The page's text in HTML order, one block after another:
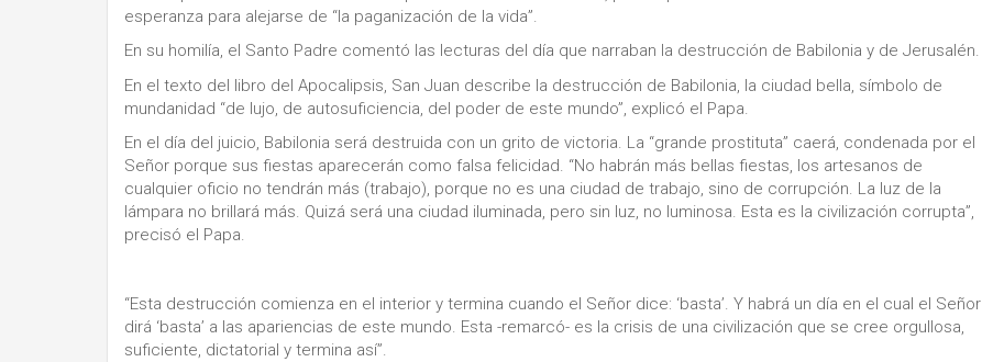
esperanza para alejarse de “la paganización de la vida”.
En su homilía, el Santo Padre comentó las lecturas del día que narraban la destrucción de Babilonia y de Jerusalén.
En el texto del libro del Apocalipsis, San Juan describe la destrucción de Babilonia, la ciudad bella, símbolo de
mundanidad “de lujo, de autosuficiencia, del poder de este mundo”, explicó el Papa.
En el día del juicio, Babilonia será destruida con un grito de victoria. La “grande prostituta” caerá, condenada por el
Señor porque sus fiestas aparecerán como falsa felicidad. “No habrán más bellas fiestas, los artesanos de
cualquier oficio no tendrán más (trabajo), porque no es una ciudad de trabajo, sino de corrupción. La luz de la
lámpara no brillará más. Quizá será una ciudad iluminada, pero sin luz, no luminosa. Esta es la civilización corrupta”,
precisó el Papa.
“Esta destrucción comienza en el interior y termina cuando el Señor dice: ‘basta’. Y habrá un día en el cual el Señor
dirá ‘basta’ a las apariencias de este mundo. Esta -remarcó- es la crisis de una civilización que se cree orgullosa,
suficiente, dictatorial y termina así”.